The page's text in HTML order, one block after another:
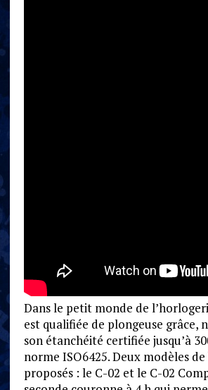
Dans le petit monde de
est qualifiée de plongeuse grâce,
son étanchéité certifiée jusqu’à
norme ISO6425. Deux modèles
proposés : le C-02 et le C-02